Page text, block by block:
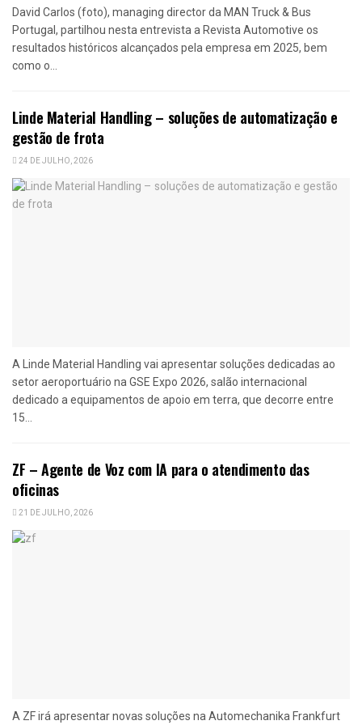
David Carlos (foto), managing director da MAN Truck & Bus
Portugal, partilhou nesta entrevista a Revista Automotive os
resultados históricos alcançados pela empresa em 2025, bem
como o...
Linde Material Handling – soluções de automatização e
gestão de frota
24 DE JULHO, 2026
A Linde Material Handling vai apresentar soluções dedicadas ao
setor aeroportuário na GSE Expo 2026, salão internacional
dedicado a equipamentos de apoio em terra, que decorre entre
15...
ZF – Agente de Voz com IA para o atendimento das
oficinas
21 DE JULHO, 2026
A ZF irá apresentar novas soluções na Automechanika Frankfurt